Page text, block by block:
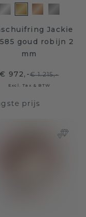
Jackie
goud robijn 2
mm
€ 972,-€ 1.215,-
Excl. Tax & BTW
prijs